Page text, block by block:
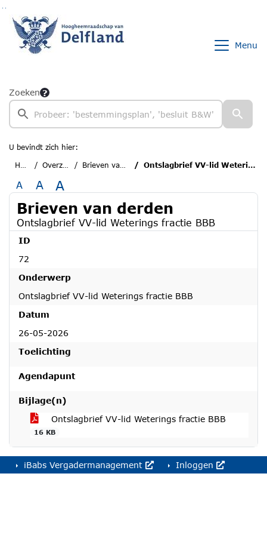
Menu
Zoeken
U bevindt zich hier:
Home
Overzichten Brieven van derden Ontslagbrief VV-lid Weterings fractie BBB
A A A
Brieven van derden
Ontslagbrief VV-lid Weterings fractie BBB
ID
72
Onderwerp
Ontslagbrief VV-lid Weterings fractie BBB
Datum
26-05-2026
Toelichting
Agendapunt
Bijlage(n)
Ontslagbrief VV-lid Weterings fractie BBB
16 KB
iBabs Vergadermanagement Inloggen